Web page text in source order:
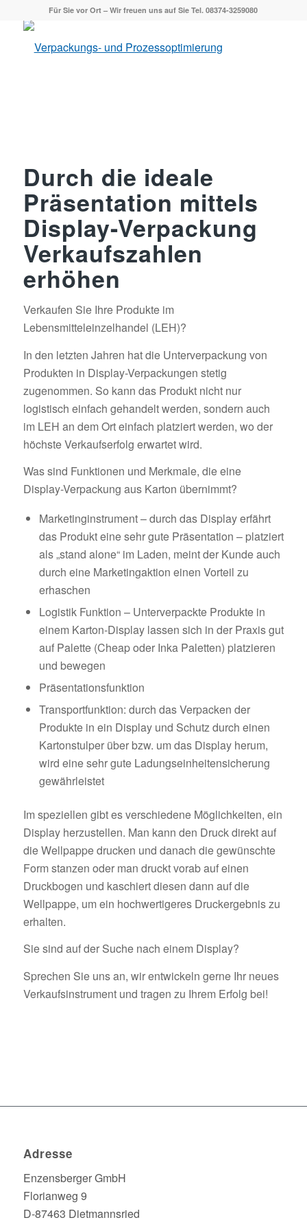
Für Sie vor Ort – Wir freuen uns auf Sie Tel. 08374-3259080
Durch die ideale
Präsentation mittels
Display-Verpackung
Verkaufszahlen
erhöhen
Verkaufen Sie Ihre Produkte im
Lebensmitteleinzelhandel (LEH)?
In den letzten Jahren hat die Unterverpackung von
Produkten in Display-Verpackungen stetig
zugenommen. So kann das Produkt nicht nur
logistisch einfach gehandelt werden, sondern auch
im LEH an dem Ort einfach platziert werden, wo der
höchste Verkaufserfolg erwartet wird.
Was sind Funktionen und Merkmale, die eine
Display-Verpackung aus Karton übernimmt?
Marketinginstrument – durch das Display erfährt
das Produkt eine sehr gute Präsentation – platziert
als „stand alone“ im Laden, meint der Kunde auch
durch eine Marketingaktion einen Vorteil zu
erhaschen
Logistik Funktion – Unterverpackte Produkte in
einem Karton-Display lassen sich in der Praxis gut
auf Palette (Cheap oder Inka Paletten) platzieren
und bewegen
Präsentationsfunktion
Transportfunktion: durch das Verpacken der
Produkte in ein Display und Schutz durch einen
Kartonstulper über bzw. um das Display herum,
wird eine sehr gute Ladungseinheitensicherung
gewährleistet
Im speziellen gibt es verschiedene Möglichkeiten, ein
Display herzustellen. Man kann den Druck direkt auf
die Wellpappe drucken und danach die gewünschte
Form stanzen oder man druckt vorab auf einen
Druckbogen und kaschiert diesen dann auf die
Wellpappe, um ein hochwertigeres Druckergebnis zu
erhalten.
Sie sind auf der Suche nach einem Display?
Sprechen Sie uns an, wir entwickeln gerne Ihr neues
Verkaufsinstrument und tragen zu Ihrem Erfolg bei!
Adresse
Enzensberger GmbH
Florianweg 9
D-87463 Dietmannsried